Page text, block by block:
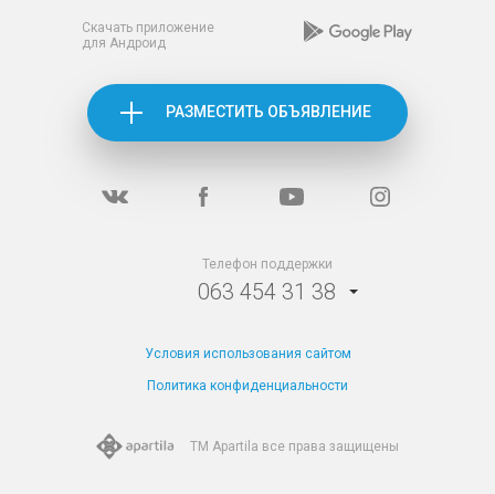
Скачать приложение
для Андроид
РАЗМЕСТИТЬ ОБЪЯВЛЕНИЕ
Телефон поддержки
063 454 31 38
Условия использования сайтом
Политика конфиденциальности
TM Apartila все права защищены